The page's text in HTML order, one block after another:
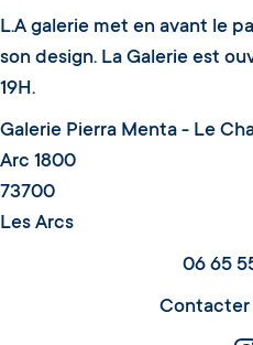
L.A galerie met en avant le
son design. La Galerie est
19H.
Galerie Pierra Menta - Le
Arc 1800
73700
Les Arcs
06 65
Contacter